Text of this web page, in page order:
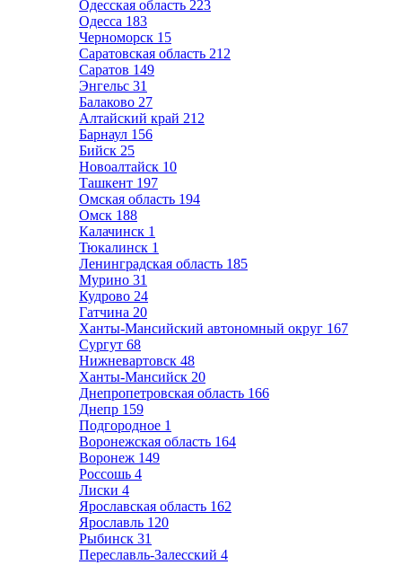
Одесская область 223
Одесса 183
Черноморск 15
Саратовская область 212
Саратов 149
Энгельс 31
Балаково 27
Алтайский край 212
Барнаул 156
Бийск 25
Новоалтайск 10
Ташкент 197
Омская область 194
Омск 188
Калачинск 1
Тюкалинск 1
Ленинградская область 185
Мурино 31
Кудрово 24
Гатчина 20
Ханты-Мансийский автономный округ 167
Сургут 68
Нижневартовск 48
Ханты-Мансийск 20
Днепропетровская область 166
Днепр 159
Подгородное 1
Воронежская область 164
Воронеж 149
Россошь 4
Лиски 4
Ярославская область 162
Ярославль 120
Рыбинск 31
Переславль-Залесский 4